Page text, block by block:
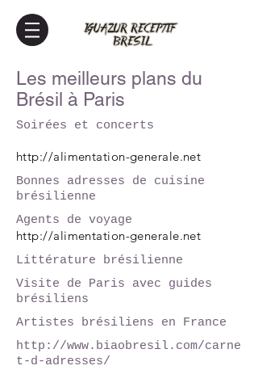
Les meilleurs plans du
Brésil à Paris
Soirées et concerts
http://alimentation-generale.net
Bonnes adresses de cuisine
brésilienne
Agents de voyage​
http://alimentation-generale.net
Littérature brésilienne
Visite de Paris avec guides
brésiliens
Artistes brésiliens en France
http://www.biaobresil.com/carne
t-d-adresses/